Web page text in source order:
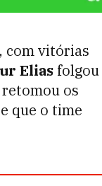
com vitórias
Elias folgou
os
que o time